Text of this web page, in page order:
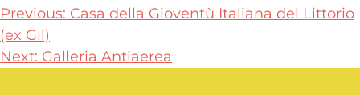
Navigazione
articoli
Previous: Casa della Gioventù Italiana del Littorio
(ex Gil)
Next: Galleria Antiaerea